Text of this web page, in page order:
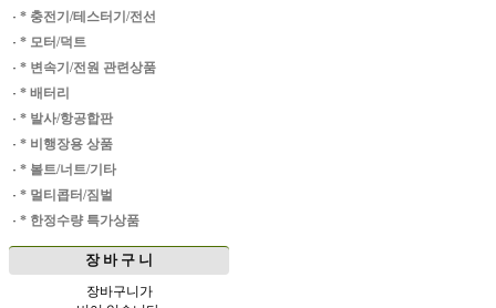
· * 충전기/테스터기/전선
· * 모터/덕트
· * 변속기/전원 관련상품
· * 배터리
· * 발사/항공합판
· * 비행장용 상품
· * 볼트/너트/기타
· * 멀티콥터/짐벌
· * 한정수량 특가상품
장 바 구 니
장바구니가